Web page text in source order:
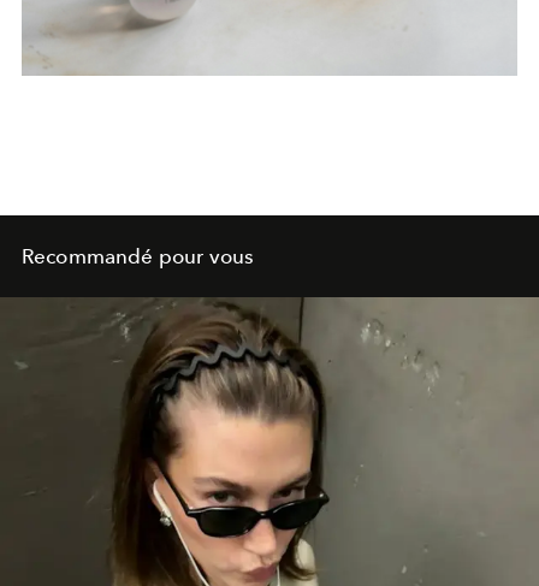
Recommandé pour vous